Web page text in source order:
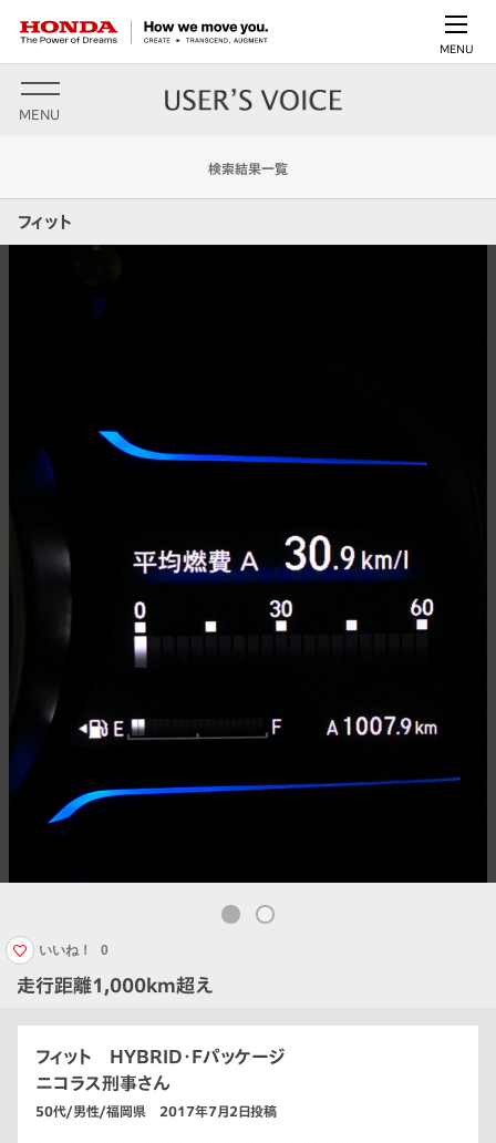
MENU
MENU
検索結果一覧
フィット
走行距離1,000km超え
いいね！ 0
フィット HYBRID・Fパッケージ
ニコラス刑事さん
50代/男性/福岡県 2017年7月2日投稿